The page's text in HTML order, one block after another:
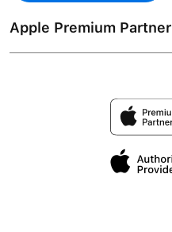
Apple Premium Partner